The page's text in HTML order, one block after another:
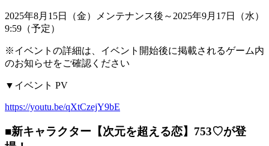
2025年8月15日（金）メンテナンス後～2025年9月17日（水）
9:59（予定）
※イベントの詳細は、イベント開始後に掲載されるゲーム内
のお知らせをご確認ください
▼イベント PV
https://youtu.be/qXtCzejY9bE
■新キャラクター【次元を超える恋】753♡が登